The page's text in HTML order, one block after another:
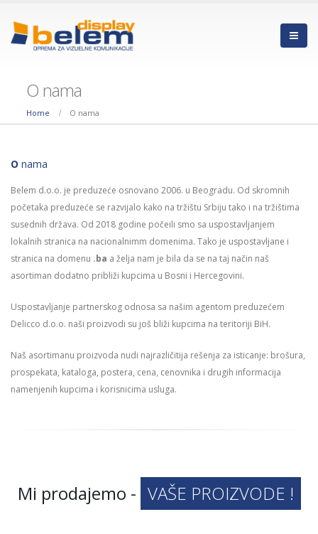
O nama
Home O nama
O nama
Belem d.o.o. je preduzeće osnovano 2006. u Beogradu. Od skromnih
početaka preduzeće se razvijalo kako na tržištu Srbiju tako i na tržištima
susednih država. Od 2018 godine počeili smo sa uspostavljanjem
lokalnih stranica na nacionalnimm domenima. Tako je uspostavljane i
stranica na domenu .ba a želja nam je bila da se na taj način naš
asortiman dodatno približi kupcima u Bosni i Hercegovini.
Uspostavljanje partnerskog odnosa sa našim agentom preduzećem
Delicco d.o.o. naši proizvodi su još bliži kupcima na teritoriji BiH.
Naš asortimanu proizvoda nudi najrazličitija rešenja za isticanje: brošura,
prospekata, kataloga, postera, cena, cenovnika i drugih informacija
namenjenih kupcima i korisnicima usluga.
Mi prodajemo - VAŠE PROIZVODE !